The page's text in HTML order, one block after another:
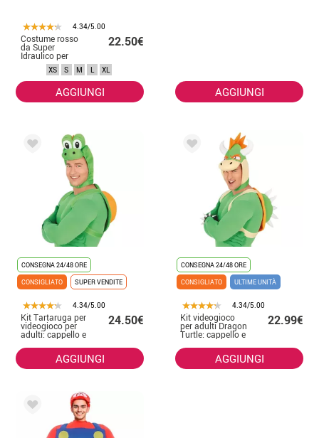
4.34/5.00
Costume rosso
da Super
Idraulico per
22.50€
XS S M L XL
AGGIUNGI AGGIUNGI
CONSEGNA 24/48 ORE
CONSIGLIATO
SUPER VENDITE
4.34/5.00
Kit Tartaruga per
videogioco per
adulti: cappello e
24.50€
AGGIUNGI
CONSEGNA 24/48 ORE
CONSIGLIATO
ULTIME UNITÀ
4.34/5.00
Kit videogioco
per adulti Dragon
Turtle: cappello e
22.99€
AGGIUNGI